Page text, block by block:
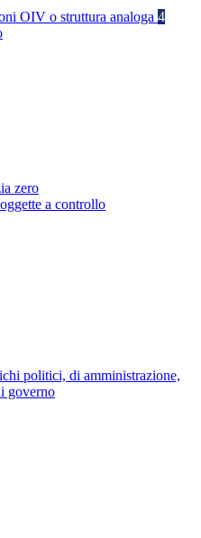
OIV o struttura analoga 4
zero
a controllo
politici, di amministrazione,
governo